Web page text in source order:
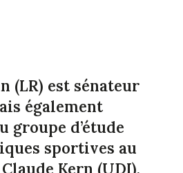
(LR) est sénateur
également
groupe d’étude
sportives au
Kern (UDI),